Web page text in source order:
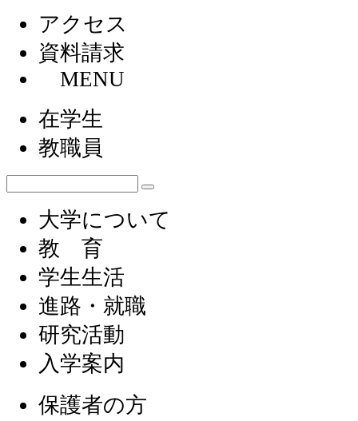
アクセス
資料請求
MENU
在学生
教職員
大学について
教 育
学生生活
進路・就職
研究活動
入学案内
保護者の方